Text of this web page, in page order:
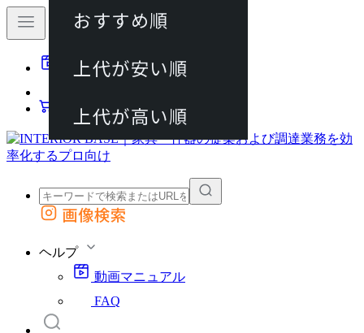
動画マニュアル
カート
外部サイトの商品をカートに追加
画像検索
ヘルプ
動画マニュアル
FAQ
おすすめ順
上代が安い順
上代が高い順